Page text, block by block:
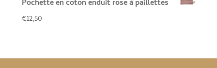
€22,00.€15,00.
Pochette en coton enduit rose à paillettes
€12,50